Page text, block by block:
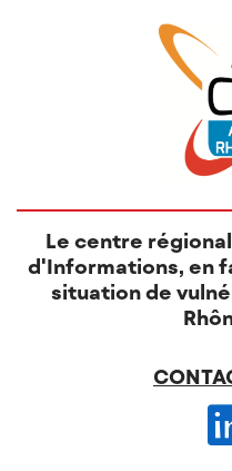
Le centre
d'Informations, en
situation de